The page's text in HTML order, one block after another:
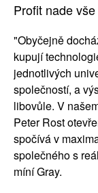
Profit nade vše
"Obyčejně
kupují
jednotlivých
společností, a
libovůle. V
Peter Rost
spočívá v
společného s
míní Gray.